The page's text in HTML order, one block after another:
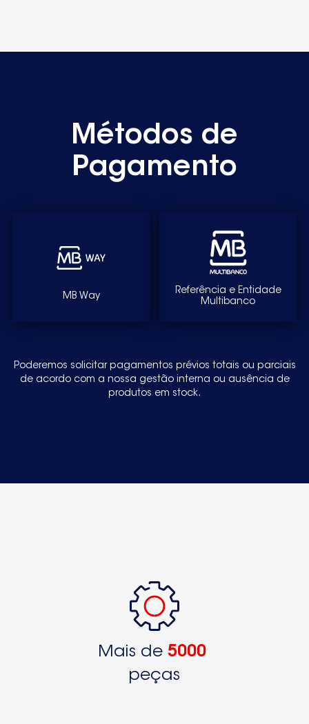
Métodos de
Pagamento
MB Way
Referência e Entidade
Multibanco
Poderemos solicitar pagamentos prévios totais ou parciais
de acordo com a nossa gestão interna ou ausência de
produtos em stock.
Mais de 5000
peças